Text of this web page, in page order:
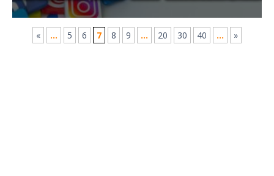
« ... 5 6 7 8 9 ... 20 30 40 ... »